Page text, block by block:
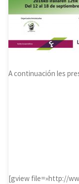
A continuación les
[gview file=»http://